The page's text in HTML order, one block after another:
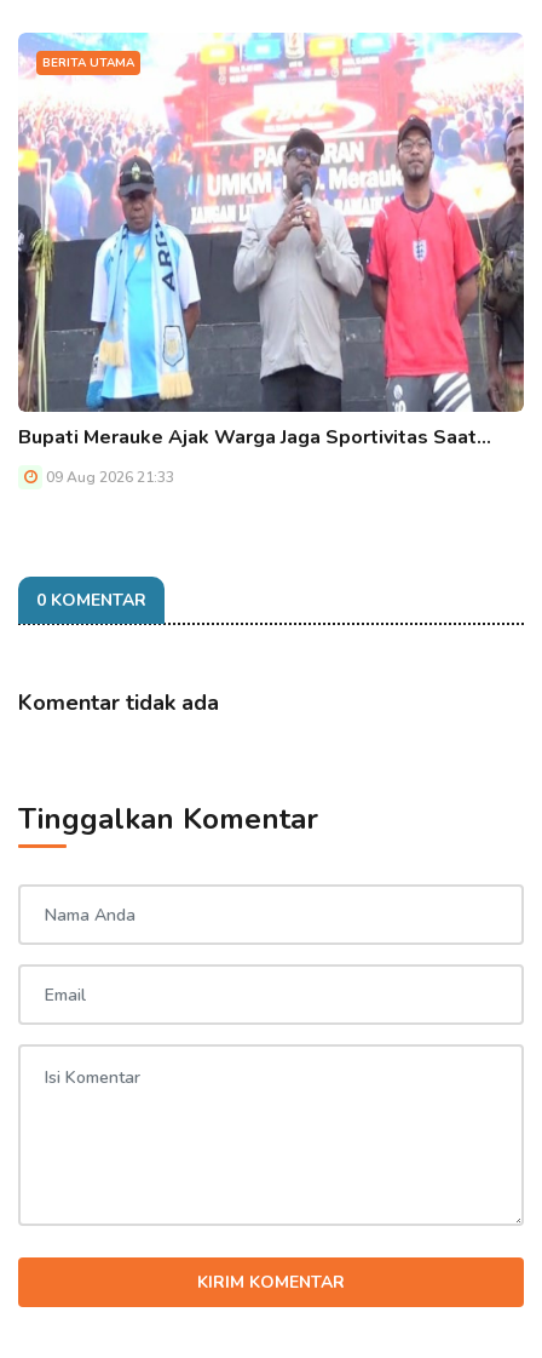
BERITA UTAMA
Bupati Merauke Ajak Warga Jaga Sportivitas Saat…
09 Aug 2026 21:33
0 KOMENTAR
Komentar tidak ada
Tinggalkan Komentar
KIRIM KOMENTAR